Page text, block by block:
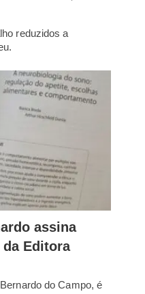
reduzidos a
assina
Editora
do Campo, é